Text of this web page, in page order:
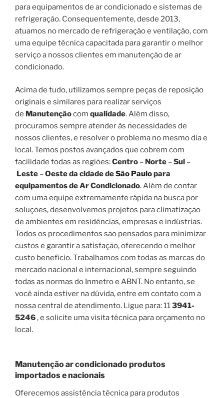
para equipamentos de ar condicionado e sistemas de
refrigeração. Consequentemente, desde 2013,
atuamos no mercado de refrigeração e ventilação, com
uma equipe técnica capacitada para garantir o melhor
serviço a nossos clientes em manutenção de ar
condicionado.
Acima de tudo, utilizamos sempre peças de reposição
originais e similares para realizar serviços
de Manutençãocom qualidade. Além disso,
procuramos sempre atender às necessidades de
nossos clientes, e resolver o problema no mesmo dia e
local. Temos postos avançados que cobrem com
facilidade todas as regiões:Centro – Norte –Sul –
Leste –Oeste da cidade deSão Paulopara
equipamentos de Ar Condicionado. Além de contar
com uma equipe extremamente rápida na busca por
soluções, desenvolvemos projetos para climatização
de ambientes em residências, empresas e indústrias.
Todos os procedimentos são pensados para minimizar
custos e garantir a satisfação, oferecendo o melhor
custo benefício. Trabalhamos com todas as marcas do
mercado nacional e internacional, sempre seguindo
todas as normas do Inmetro e ABNT. No entanto, se
você ainda estiver na dúvida, entre em contato com a
nossa central de atendimento. Ligue para: 113941-
5246, e solicite uma visita técnica para orçamento no
local.
Manutenção ar condicionado produtos
importados e nacionais
Oferecemos assistência técnica para produtos